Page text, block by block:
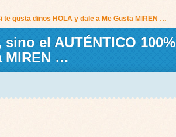
te gusta dinos HOLA y dale a Me Gusta MIREN …
el AUTÉNTICO 100%
MIREN …